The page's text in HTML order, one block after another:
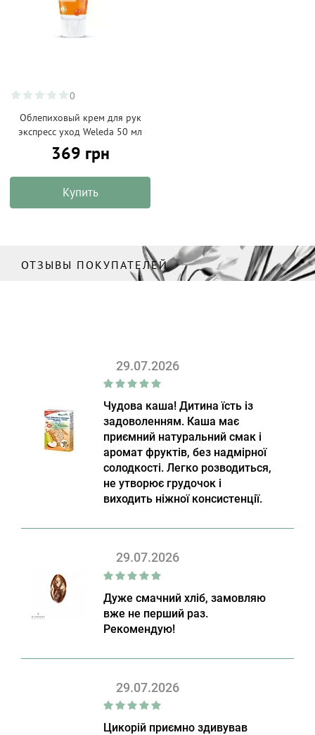
0
Облепиховый крем для рук
экспресс уход Weleda 50 мл
369 грн
Купить
ОТЗЫВЫ ПОКУПАТЕЛЕЙ
29.07.2026
Чудова каша! Дитина їсть із
задоволенням. Каша має
приємний натуральний смак і
аромат фруктів, без надмірної
солодкості. Легко розводиться,
не утворює грудочок і
виходить ніжної консистенції.
29.07.2026
Дуже смачний хліб, замовляю
вже не перший раз.
Рекомендую!
29.07.2026
Цикорій приємно здивував